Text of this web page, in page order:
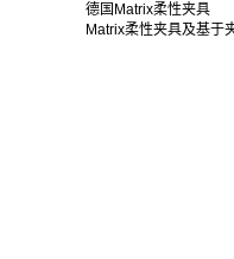
德国Matrix柔性夹具
Matrix柔性夹具及基于